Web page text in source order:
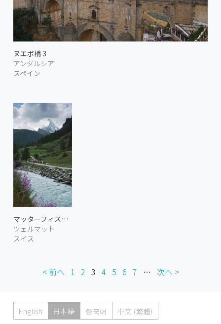
ヌエボ橋 3
アンダルシア
スペイン
マッターフィスパ川とマッターホルン
ツェルマット
スイス
< 前へ 1 2 3 4 5 6 7 … 次へ >
English 日本語 한국어 中文 (繁體)